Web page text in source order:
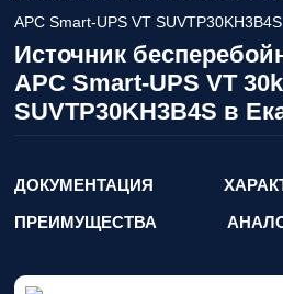
APC Smart-UPS VT SUVTP30KH3B4S
Источник
APC Smart-UPS VT
SUVTP30KH3B4S в
ДОКУМЕНТАЦИЯ
ПРЕИМУЩЕСТВА